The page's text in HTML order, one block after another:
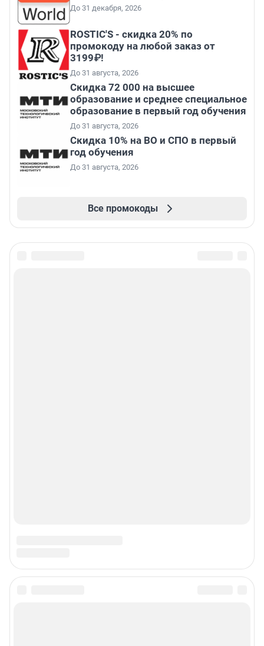
До 31 декабря, 2026
ROSTIC'S - скидка 20% по
промокоду на любой заказ от
3199₽!
До 31 августа, 2026
Скидка 72 000 на высшее
образование и среднее специальное
образование в первый год обучения
До 31 августа, 2026
Скидка 10% на ВО и СПО в первый
год обучения
До 31 августа, 2026
Все промокоды